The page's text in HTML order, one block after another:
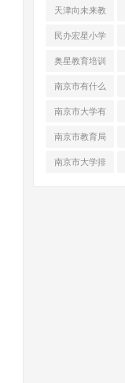
天津向未来教
育机构
民办宏星小学
2021招生
奥星教育培训
学校怎么样
南京市有什么
大学
南京市大学有
哪些学校
南京市教育局
寒假通知
南京市大学排